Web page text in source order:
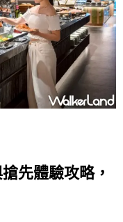
先體驗攻略，